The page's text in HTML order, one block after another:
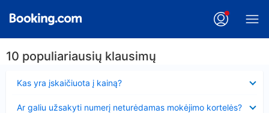
10 populiariausių klausimų
Kas yra įskaičiuota į kainą?
Ar galiu užsakyti numerį neturėdamas mokėjimo kortelės?